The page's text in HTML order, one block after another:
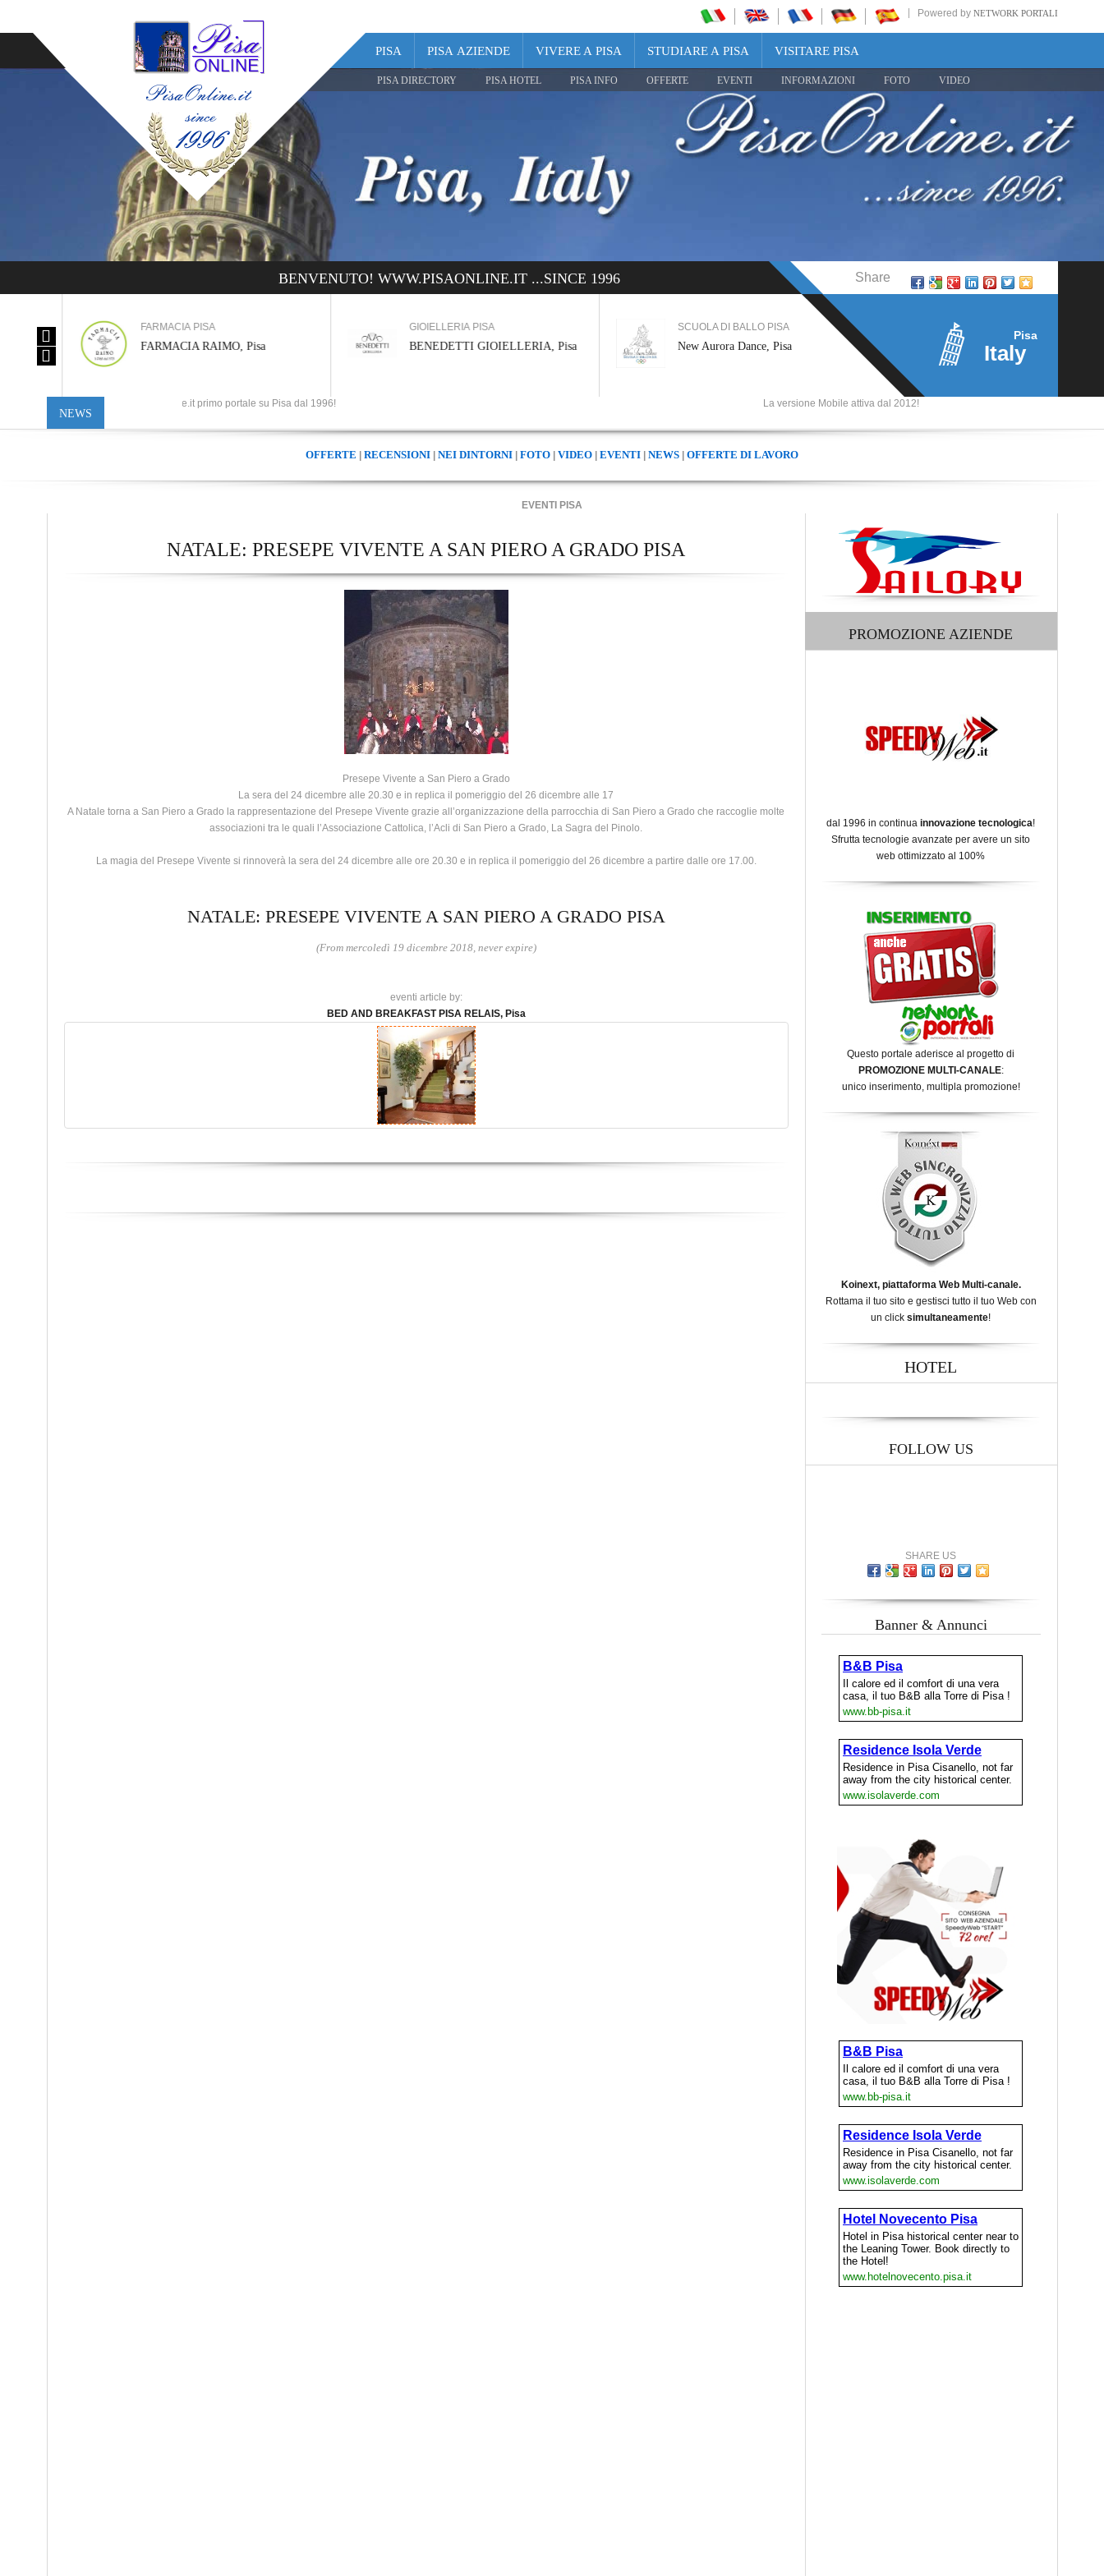
Powered by NETWORK PORTALI
PISA PISA AZIENDE VIVERE A PISA STUDIARE A PISA VISITARE PISA
PISA DIRECTORY PISA HOTEL PISA INFO OFFERTE EVENTI INFORMAZIONI FOTO VIDEO
BENVENUTO! WWW.PISAONLINE.IT ...SINCE 1996
FARMACIA PISA
FARMACIA RAIMO, Pisa
GIOIELLERIA PISA
BENEDETTI GIOIELLERIA, Pisa
SCUOLA DI BALLO PISA
New Aurora Dance, Pisa
SERVIZI CASCIANA TERME
Velathri Tour, Casciana Terme
Share
Pisa
Italy
NEWS
Pisaonline.it primo portale su Pisa dal 1996! La versione Mobile attiva dal 2012!
OFFERTE | RECENSIONI | NEI DINTORNI | FOTO | VIDEO | EVENTI | NEWS | OFFERTE DI LAVORO
EVENTI PISA
NATALE: PRESEPE VIVENTE A SAN PIERO A GRADO PISA
Presepe Vivente a San Piero a Grado
La sera del 24 dicembre alle 20.30 e in replica il pomeriggio del 26 dicembre alle 17
A Natale torna a San Piero a Grado la rappresentazione del Presepe Vivente grazie all’organizzazione della parrocchia di San Piero a Grado che raccoglie molte
associazioni tra le quali l’Associazione Cattolica, l’Acli di San Piero a Grado, La Sagra del Pinolo.
La magia del Presepe Vivente si rinnoverà la sera del 24 dicembre alle ore 20.30 e in replica il pomeriggio del 26 dicembre a partire dalle ore 17.00.
NATALE: PRESEPE VIVENTE A SAN PIERO A GRADO PISA
(From mercoledì 19 dicembre 2018, never expire)
eventi article by:
BED AND BREAKFAST PISA RELAIS, Pisa
PROMOZIONE AZIENDE
dal 1996 in continua innovazione tecnologica!
Sfrutta tecnologie avanzate per avere un sito
web ottimizzato al 100%
Questo portale aderisce al progetto di
PROMOZIONE MULTI-CANALE:
unico inserimento, multipla promozione!
Koinext, piattaforma Web Multi-canale.
Rottama il tuo sito e gestisci tutto il tuo Web con
un click simultaneamente!
HOTEL
FOLLOW US
SHARE US
Banner & Annunci